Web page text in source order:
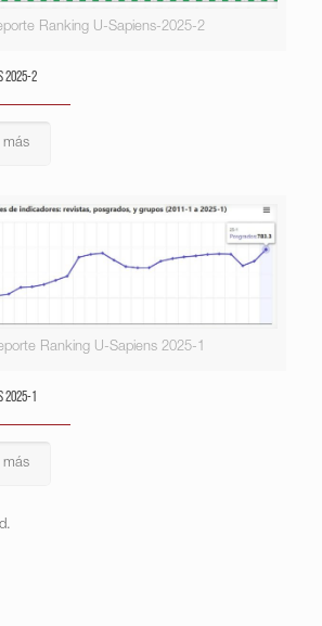
Ranking U-Sapiens-2025-2
2025-2
más
Ranking U-Sapiens 2025-1
1
más